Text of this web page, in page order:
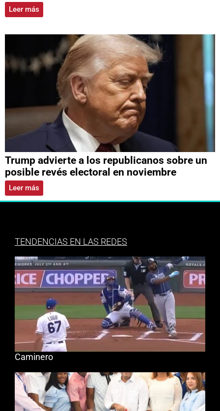
Leer más
Trump advierte a los republicanos sobre un
posible revés electoral en noviembre
Leer más
TENDENCIAS EN LAS REDES
Caminero